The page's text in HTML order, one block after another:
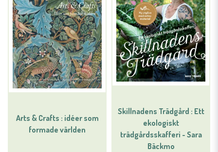
Arts & Crafts : idéer som
formade världen
Skillnadens Trädgård : Ett
ekologiskt
trädgårdsskafferi - Sara
Bäckmo